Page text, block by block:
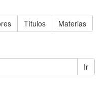
Títulos Materias
Ir